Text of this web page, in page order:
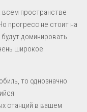
всем пространстве
прогресс не стоит на
доминировать
широкое
то однозначно
станций в вашем